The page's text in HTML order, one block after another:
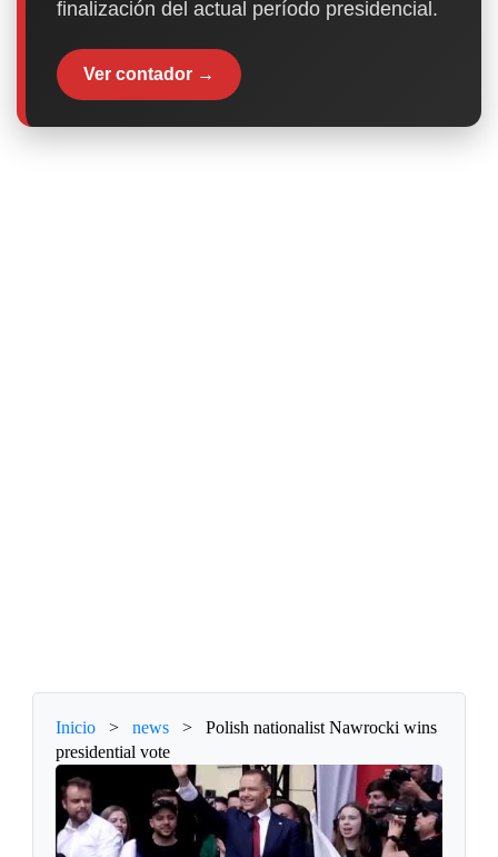
finalización del actual período presidencial.
Ver contador →
Inicio > news >
Polish nationalist Nawrocki wins
presidential vote